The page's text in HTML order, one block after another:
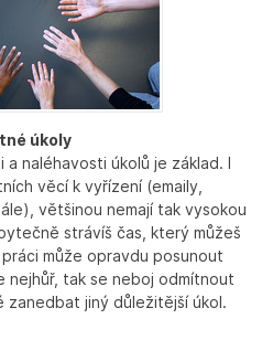
úkoly
naléhavosti úkolů je základ. I
věcí k vyřízení (emaily,
většinou nemají tak vysokou
strávíš čas, který můžeš
může opravdu posunout
nejhůř, tak se neboj odmítnout
jiný důležitější úkol.